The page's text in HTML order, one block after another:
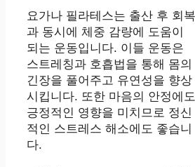
요가나 필라테스는 출산 후 회복
과 동시에 체중 감량에 도움이
되는 운동입니다. 이들 운동은
스트레칭과 호흡법을 통해 몸의
긴장을 풀어주고 유연성을 향상
시킵니다. 또한 마음의 안정에도
긍정적인 영향을 미치므로 정신
적인 스트레스 해소에도 좋습니
다.